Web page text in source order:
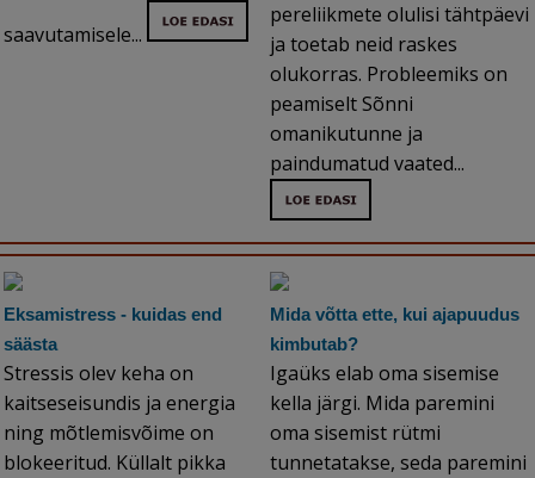
saavutamisele...
pereliikmete olulisi tähtpäevi
ja toetab neid raskes
olukorras. Probleemiks on
peamiselt Sõnni
omanikutunne ja
paindumatud vaated...
Eksamistress - kuidas end
säästa
Stressis olev keha on
kaitseseisundis ja energia
ning mõtlemisvõime on
blokeeritud. Küllalt pikka
Mida võtta ette, kui ajapuudus
kimbutab?
Igaüks elab oma sisemise
kella järgi. Mida paremini
oma sisemist rütmi
tunnetatakse, seda paremini